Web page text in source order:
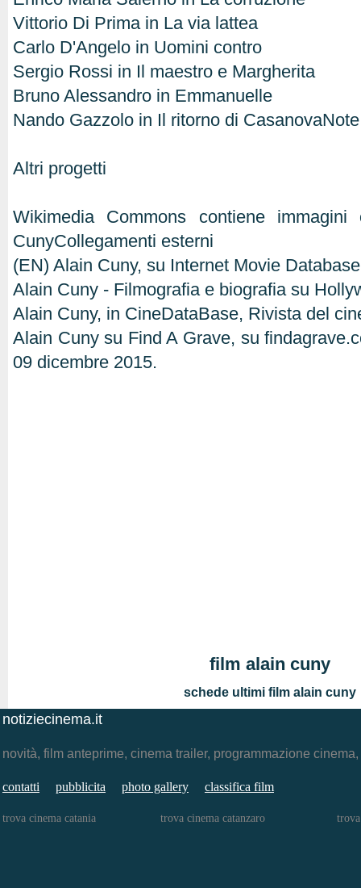
Vittorio Di Prima in La via lattea
Carlo D'Angelo in Uomini contro
Sergio Rossi in Il maestro e Margherita
Bruno Alessandro in Emmanuelle
Nando Gazzolo in Il ritorno di CasanovaNote
Altri progetti
Wikimedia Commons contiene
CunyCollegamenti esterni
(EN) Alain Cuny, su Internet Movie
Alain Cuny - Filmografia e biografia su
Alain Cuny, in CineDataBase, Rivista del
Alain Cuny su Find A Grave, su
09 dicembre 2015.
film alain cuny
schede ultimi film alain cuny
notiziecinema.it
novità, film anteprime, cinema trailer, programmazione
contatti pubblicita photo gallery classifica film
trova cinema catania trova cinema catanzaro